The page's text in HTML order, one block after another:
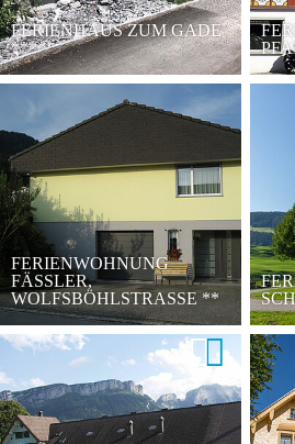
FERIENHAUS ZUM GADE
****
FERIENWOHNUNG
FÄSSLER,
WOLFSBÖHLSTRASSE **